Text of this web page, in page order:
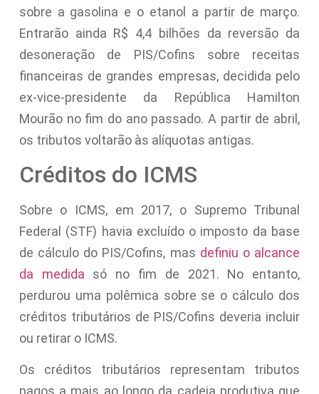
sobre a gasolina e o etanol a partir de março.
Entrarão ainda R$ 4,4 bilhões da reversão da
desoneração de PIS/Cofins sobre receitas
financeiras de grandes empresas, decidida pelo
ex-vice-presidente da República Hamilton
Mourão no fim do ano passado. A partir de abril,
os tributos voltarão às alíquotas antigas.
Créditos do ICMS
Sobre o ICMS, em 2017, o Supremo Tribunal
Federal (STF) havia excluído o imposto da base
de cálculo do PIS/Cofins, mas definiu o alcance
da medida só no fim de 2021. No entanto,
perdurou uma polêmica sobre se o cálculo dos
créditos tributários de PIS/Cofins deveria incluir
ou retirar o ICMS.
Os créditos tributários representam tributos